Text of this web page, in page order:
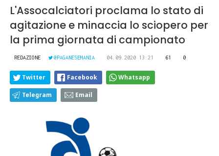
L'Assocalciatori proclama lo stato di
agitazione e minaccia lo sciopero per
la prima giornata di campionato
REDAZIONE @PAGANESEMANIA 04.09.2020 13:21 61 0
Twitter Facebook Whatsapp
Telegram Email